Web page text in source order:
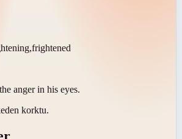
anger in his eyes.
korktu.